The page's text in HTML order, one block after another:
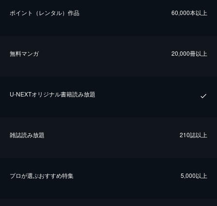
ポイント（レンタル）作品 60,000本以上
無料マンガ 20,000冊以上
U-NEXTオリジナル書籍読み放題
雑誌読み放題 210誌以上
プロが選ぶおすすめ特集 5,000以上